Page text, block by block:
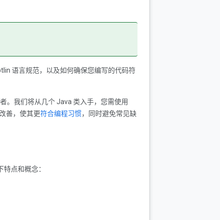
语言规范，以及如何确保您编写的代码符
。我们将从几个 Java 类入手，您需使用
善，使其更符合编程习惯，同时避免常见缺
点和概念：